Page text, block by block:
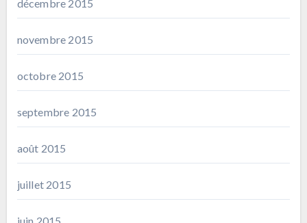
décembre 2015
novembre 2015
octobre 2015
septembre 2015
août 2015
juillet 2015